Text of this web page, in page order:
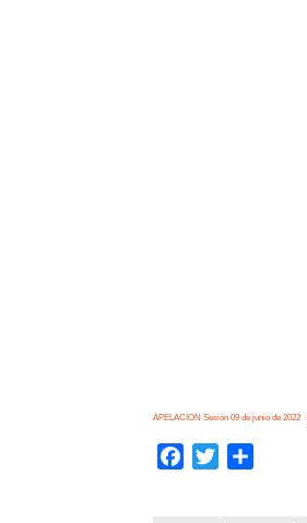
APELACION Sesión 09 de junio de 2022
Facebook
Twitter